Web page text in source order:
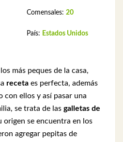
Comensales: 20
País: Estados Unidos
más peques de la casa,
receta es perfecta, además
con ellos y así pasar una
se trata de las galletas de
origen se encuentra en los
agregar pepitas de